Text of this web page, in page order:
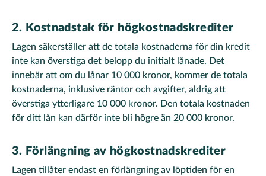
2. Kostnadstak för högkostnadskrediter
Lagen säkerställer att de totala kostnaderna för din kredit
inte kan överstiga det belopp du initialt lånade. Det
innebär att om du lånar 10 000 kronor, kommer de totala
kostnaderna, inklusive räntor och avgifter, aldrig att
överstiga ytterligare 10 000 kronor. Den totala kostnaden
för ditt lån kan därför inte bli högre än 20 000 kronor.
3. Förlängning av högkostnadskrediter
Lagen tillåter endast en förlängning av löptiden för en